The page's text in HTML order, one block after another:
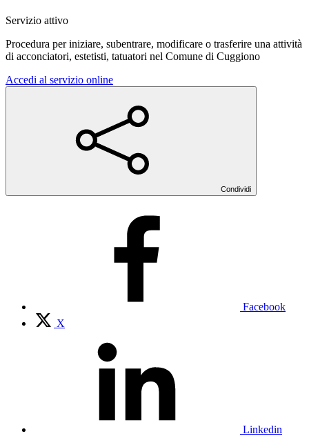
Servizio attivo
Procedura per iniziare, subentrare, modificare o trasferire una attività
di acconciatori, estetisti, tatuatori nel Comune di Cuggiono
Accedi al servizio online
Condividi
Facebook
X
Linkedin